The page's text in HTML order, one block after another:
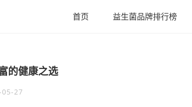
首页 益生菌品牌排行榜
的健康之选
27